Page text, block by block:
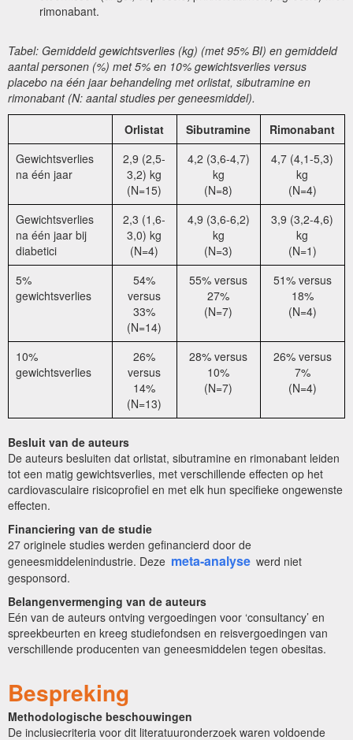
rimonabant.
Tabel: Gemiddeld gewichtsverlies (kg) (met 95% BI) en gemiddeld
aantal personen (%) met 5% en 10% gewichtsverlies versus
placebo na één jaar behandeling met orlistat, sibutramine en
rimonabant (N: aantal studies per geneesmiddel).
Orlistat
Sibutramine
Rimonabant
Gewichtsverlies
na één jaar
2,9 (2,5-
3,2) kg
(N=15)
4,2 (3,6-4,7)
kg
(N=8)
4,7 (4,1-5,3)
kg
(N=4)
Gewichtsverlies
na één jaar bij
diabetici
2,3 (1,6-
3,0) kg
(N=4)
4,9 (3,6-6,2)
kg
(N=3)
3,9 (3,2-4,6)
kg
(N=1)
5%
gewichtsverlies
54%
versus
33%
(N=14)
55% versus
27%
(N=7)
51% versus
18%
(N=4)
10%
gewichtsverlies
26%
versus
14%
(N=13)
28% versus
10%
(N=7)
26% versus
7%
(N=4)
Besluit van de auteurs
De auteurs besluiten dat orlistat, sibutramine en rimonabant leiden
tot een matig gewichtsverlies, met verschillende effecten op het
cardiovasculaire risicoprofiel en met elk hun specifieke ongewenste
effecten.
Financiering van de studie
27 originele studies werden gefinancierd door de
geneesmiddelenindustrie. Deze meta-analyse werd niet
gesponsord.
Belangenvermenging van de auteurs
Eén van de auteurs ontving vergoedingen voor ‘consultancy’ en
spreekbeurten en kreeg studiefondsen en reisvergoedingen van
verschillende producenten van geneesmiddelen tegen obesitas.
Bespreking
Methodologische beschouwingen
De inclusiecriteria voor dit literatuuronderzoek waren voldoende